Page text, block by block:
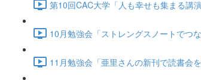
第10回CAC大学「人も幸せも集まる講
10月勉強会「ストレングスノートでつ
11月勉強会「亜里さんの新刊で読書会